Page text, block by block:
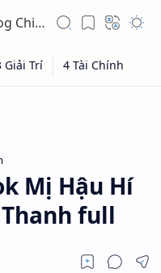
Toán học
Mị Hậu Hí
full